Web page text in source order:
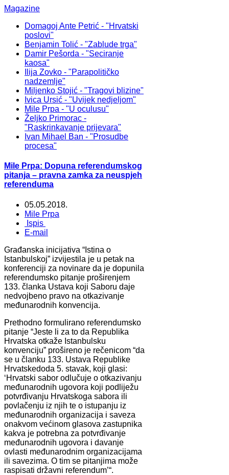
Magazine
Domagoj Ante Petrić - "Hrvatski
poslovi"
Benjamin Tolić - "Zablude trga"
Damir Pešorda - "Seciranje
kaosa"
Ilija Zovko - "Parapolitičko
nadzemlje"
Miljenko Stojić - "Tragovi blizine"
Ivica Ursić - "Uvijek nedjeljom"
Mile Prpa - "U oculusu"
Željko Primorac -
"Raskrinkavanje prijevara"
Ivan Mihael Ban - "Prosudbe
procesa"
Mile Prpa: Dopuna referendumskog
pitanja – pravna zamka za neuspjeh
referenduma
05.05.2018.
Mile Prpa
Ispis
E-mail
Građanska inicijativa “Istina o
Istanbulskoj” izvijestila je u petak na
konferenciji za novinare da je dopunila
referendumsko pitanje proširenjem
133. članka Ustava koji Saboru daje
nedvojbeno pravo na otkazivanje
međunarodnih konvencija.
Prethodno formulirano referendumsko
pitanje “Jeste li za to da Republika
Hrvatska otkaže Istanbulsku
konvenciju” prošireno je rečenicom “da
se u članku 133. Ustava Republike
Hrvatskedoda 5. stavak, koji glasi:
‘Hrvatski sabor odlučuje o otkazivanju
međunarodnih ugovora koji podliježu
potvrđivanju Hrvatskoga sabora ili
povlačenju iz njih te o istupanju iz
međunarodnih organizacija i saveza
onakvom većinom glasova zastupnika
kakva je potrebna za potvrđivanje
međunarodnih ugovora i davanje
ovlasti međunarodnim organizacijama
ili savezima. O tim se pitanjima može
raspisati državni referendum’“.